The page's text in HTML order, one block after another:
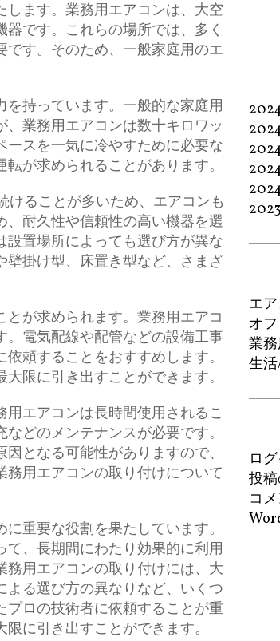
ます。 業務用エアコンは、大空
です。これらの場所では、多く
す。そのため、一般家庭用のエ
持っています。一般的な家庭用
業務用エアコンは数十キロワッ
ースを一気に冷やすために必要な
が求められることがあります。
ることが多いため、エアコンも
耐久性や信頼性の高い機器を選
置場所によっても選び方が異な
壁掛け型、床置き型など、さまざ
が求められます。業務用エアコ
。電気配線や配管などの設備工事
頼することをおすすめします。
限に引き出すことができます。
エアコンは長時間使用されるこ
どのメンテナンスが必要です。
となる可能性がありますので、
用エアコンの取り付けについて
重要な役割を果たしています。
、長期間にわたり効果的に利用
用エアコンの取り付けには、大
る選び方の異なりなど、いくつ
ロの技術者に依頼することが重
に引き出すことができます。
エ
オ
業
生
ロ
投
コ